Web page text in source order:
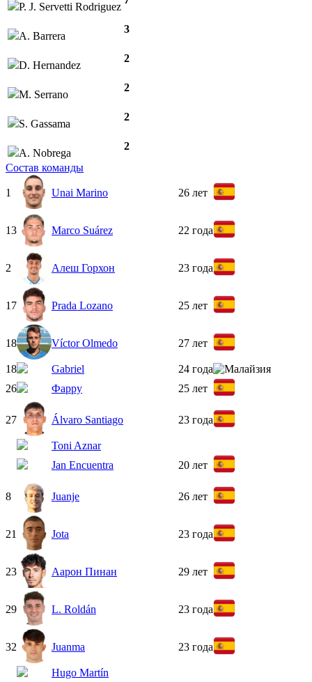
P. J. Servetti Rodriguez
A. Barrera
3
D. Hernandez
2
M. Serrano
2
S. Gassama
2
A. Nobrega
2
Состав команды
1 Unai Marino 26 лет
13 Marco Suárez 22 года
2 Алеш Горхон 23 года
17 Prada Lozano 25 лет
18 Víctor Olmedo 27 лет
18 Gabriel
24 года
26
Фарру 25 лет
27 Álvaro Santiago 23 года
Toni Aznar
Jan Encuentra
20 лет
8 Juanje 26 лет
21 Jota 23 года
23 Аарон Пинан 29 лет
29 L. Roldán 23 года
32 Juanma 23 года
Hugo Martín